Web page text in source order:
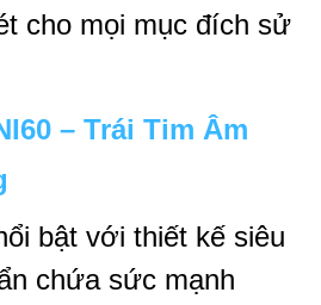
cho mọi mục đích sử
– Trái Tim Âm
bật với thiết kế siêu
chứa sức mạnh